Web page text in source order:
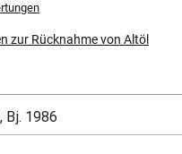
zur Rücknahme von Altöl